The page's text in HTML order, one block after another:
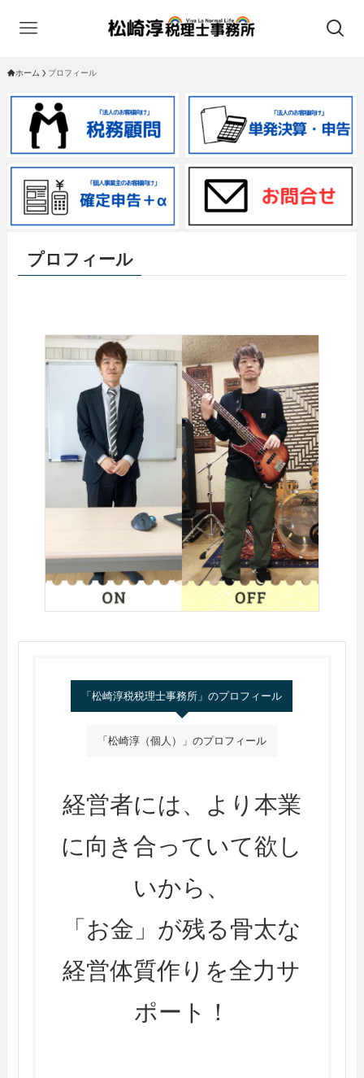
ホーム プロフィール
プロフィール
「松崎淳税税理士事務所」のプロフィール
「松崎淳（個人）」のプロフィール
経営者には、より本業
に向き合っていて欲し
いから、
「お金」が残る骨太な
経営体質作りを全力サ
ポート！